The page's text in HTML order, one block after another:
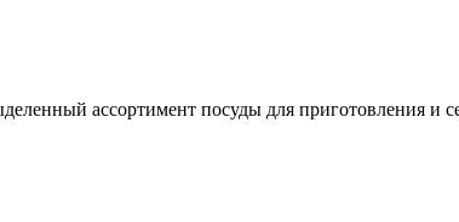
ассортимент посуды для приготовления и